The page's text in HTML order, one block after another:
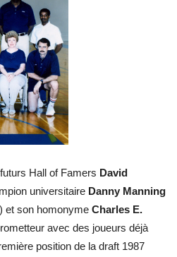
Hall of Famers David
universitaire Danny Manning
et son homonyme Charles E.
avec des joueurs déjà
position de la draft 1987